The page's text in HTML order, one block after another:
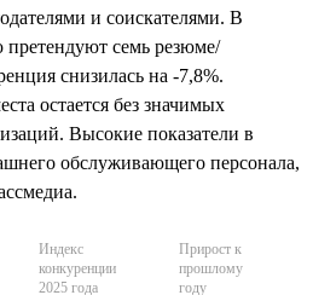
и соискателями. В
семь резюме/
снизилась на -7,8%.
остается без значимых
Высокие показатели в
обслуживающего персонала,
Индекс
конкуренции
2025 года
Прирост к
прошлому
году